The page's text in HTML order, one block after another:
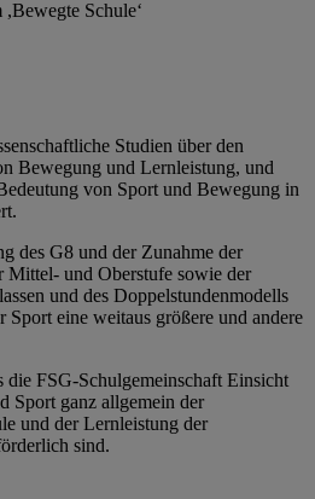
Schule‘
Studien über den
Bewegung und Lernleistung, und
von Sport und Bewegung in
des G8 und der Zunahme der
Mittel- und Oberstufe sowie der
und des Doppelstundenmodells
Sport eine weitaus größere und andere
die FSG-Schulgemeinschaft Einsicht
Sport ganz allgemein der
und der Lernleistung der
sind.